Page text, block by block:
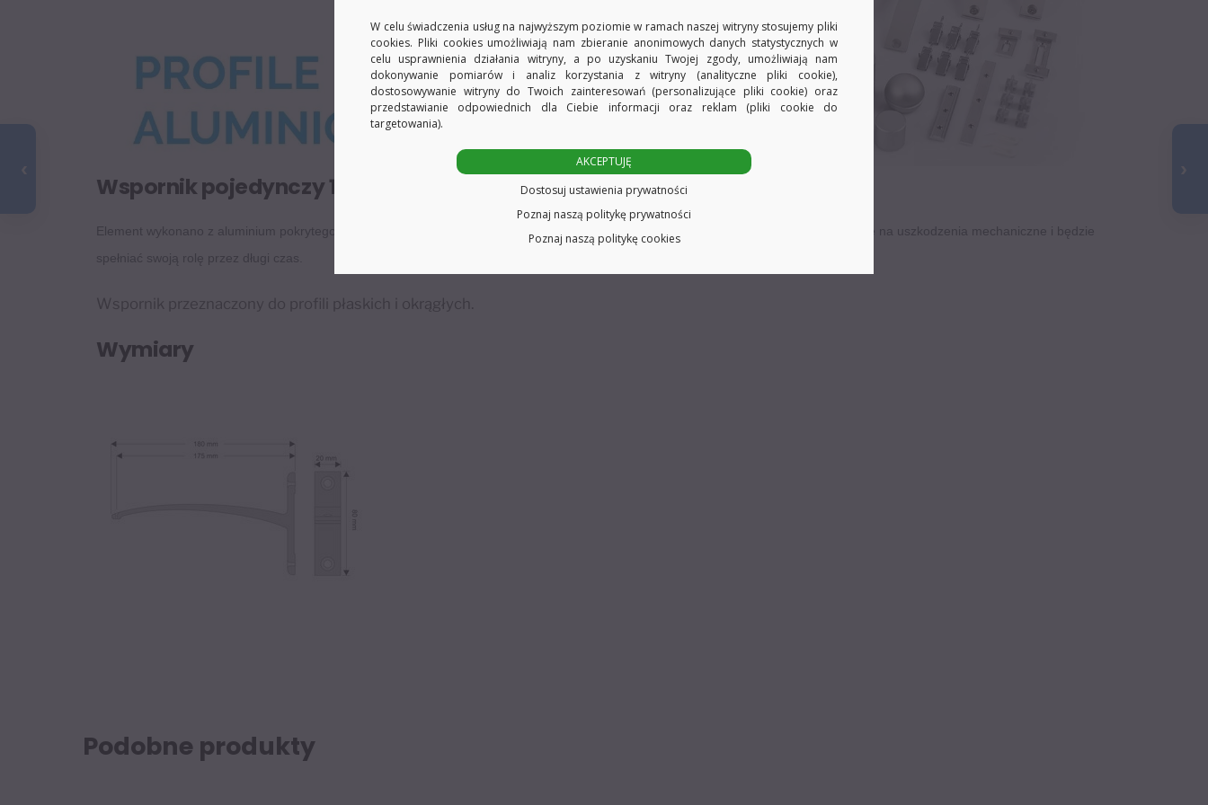
Wspornik pojedynczy 18 cm
Element wykonano z aluminium pokrytego powłoką anodową, zabezpieczającą przed korozją i chroniącą kolor. Zakończenie jest odporne na uszkodzenia mechaniczne i będzie
spełniać swoją rolę przez długi czas.
Wspornik przeznaczony do profili płaskich i okrągłych.
Wymiary
Podobne produkty
W celu świadczenia usług na najwyższym poziomie w ramach naszej witryny stosujemy pliki
cookies. Pliki cookies umożliwiają nam zbieranie anonimowych danych statystycznych w
celu usprawnienia działania witryny, a po uzyskaniu Twojej zgody, umożliwiają nam
dokonywanie pomiarów i analiz korzystania z witryny (analityczne pliki cookie),
dostosowywanie witryny do Twoich zainteresowań (personalizujące pliki cookie) oraz
przedstawianie odpowiednich dla Ciebie informacji oraz reklam (pliki cookie do
targetowania).
AKCEPTUJĘ
Dostosuj ustawienia prywatności
Poznaj naszą politykę prywatności
Poznaj naszą politykę cookies